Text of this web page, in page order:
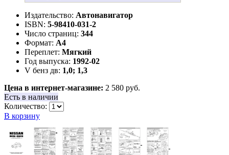
Издательство: Автонавигатор
ISBN: 5-98410-031-2
Число страниц: 344
Формат: А4
Переплет: Мягкий
Год выпуска: 1992-02
V бенз дв: 1,0; 1,3
Цена в интернет-магазине: 2 580 руб.
Есть в наличии
Количество:
В корзину